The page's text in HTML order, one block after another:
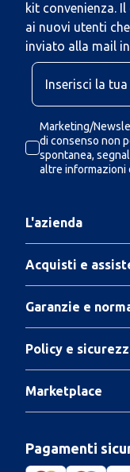
kit convenienza.
ai nuovi utenti
inviato alla mail
Marketing/
di consenso non
spontanea,
altre informazioni
L'azienda
Acquisti e
Garanzie e
Policy e
Marketplace
Pagamenti